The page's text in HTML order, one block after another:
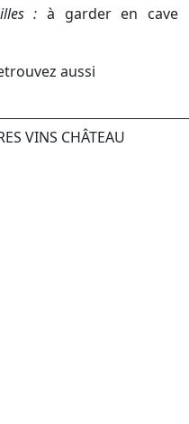
: à garder en cave
aussi
VINS CHÂTEAU